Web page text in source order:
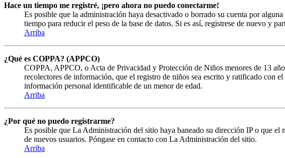
Hace un tiempo me registré, ¡pero ahora no puedo conectarme!
Es posible que la administración haya desactivado o borrado su cuenta por
tiempo para reducir el peso de la base de datos. Si es así, registrese de nuevo y
Arriba
¿Qué es COPPA? (APPCO)
COPPA, APPCO, o Acta de Privacidad y Protección de Niños menores de 13
recolectores de información, que el registro de niños sea escrito y ratificado con
información personal identificable de un menor de edad.
Arriba
¿Por qué no puedo registrarme?
Es posible que La Administración del sitio haya baneado su dirección IP o que el
de nuevos usuarios. Póngase en contacto con La Administración del sitio.
Arriba